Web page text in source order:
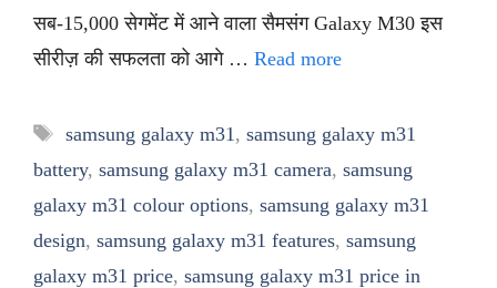
सब-15,000 सेगमेंट में आने वाला सैमसंग Galaxy M30 इस
सीरीज़ की सफलता को आगे … Read more
Tags
samsung galaxy m31 , samsung galaxy m31
battery, samsung galaxy m31 camera, samsung
galaxy m31 colour options, samsung galaxy m31
design, samsung galaxy m31 features, samsung
galaxy m31 price, samsung galaxy m31 price in